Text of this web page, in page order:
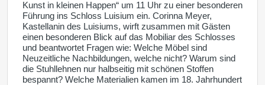
Kunst in kleinen Happen“ um 11 Uhr zu einer besonderen
Führung ins Schloss Luisium ein. Corinna Meyer,
Kastellanin des Luisiums, wirft zusammen mit Gästen
einen besonderen Blick auf das Mobiliar des Schlosses
und beantwortet Fragen wie: Welche Möbel sind
Neuzeitliche Nachbildungen, welche nicht? Warum sind
die Stuhllehnen nur halbseitig mit schönen Stoffen
bespannt? Welche Materialien kamen im 18. Jahrhundert